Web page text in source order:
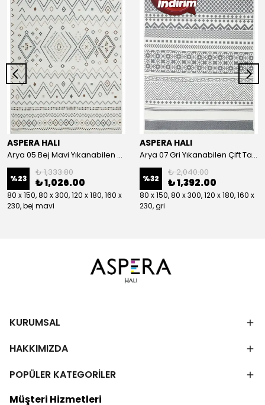
ASPERA HALI
Arya 05 Bej Mavi Yıkanabilen Çift Taraflı Kilim
%23
₺ 1,333.80
₺ 1,026.00
80 x 150, 80 x 300, 120 x 180, 160 x
230, bej mavi
ASPERA HALI
Arya 07 Gri Yıkanabilen Çift Taraflı Kilim
%32
₺ 2,040.00
₺ 1,392.00
80 x 150, 80 x 300, 120 x 180, 160 x
230, gri
KURUMSAL
HAKKIMIZDA
POPÜLER KATEGORİLER
Müşteri Hizmetleri